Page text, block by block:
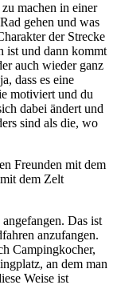
machen in einer
gehen und was
der Strecke
ist und dann kommt
auch wieder ganz
dass es eine
motiviert und du
dabei ändert und
sind als die, wo
Freunden mit dem
dem Zelt
Das ist
anzufangen.
Campingkocher,
an dem man
Weise ist